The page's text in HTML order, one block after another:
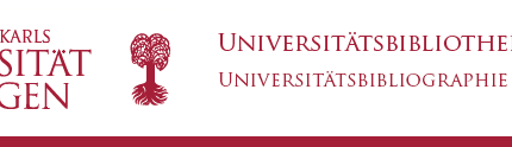
der Schimpansen : kognitive